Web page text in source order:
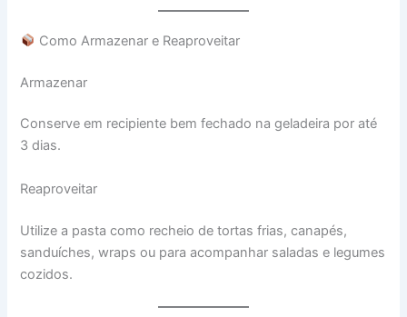
Como Armazenar e Reaproveitar
Armazenar
Conserve em recipiente bem fechado na geladeira por até
3 dias.
Reaproveitar
Utilize a pasta como recheio de tortas frias, canapés,
sanduíches, wraps ou para acompanhar saladas e legumes
cozidos.